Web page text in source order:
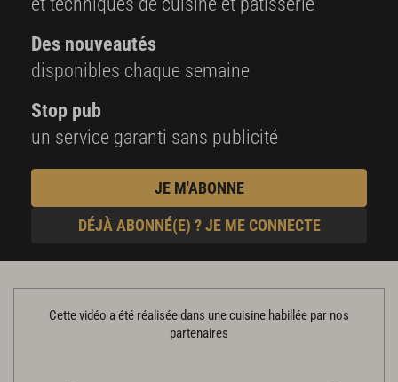
Des nouveautés
disponibles chaque semaine
Stop pub
un service garanti sans publicité
JE M'ABONNE
DÉJÀ ABONNÉ(E) ? JE ME CONNECTE
Cette vidéo a été réalisée dans une cuisine habillée par nos
partenaires